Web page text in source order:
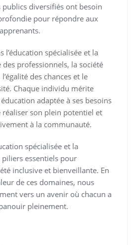
diversifiés ont besoin
pour répondre aux
l’éducation spécialisée et la
professionnels, la société
des chances et le
Chaque individu mérite
éducation adaptée à ses besoins
réaliser son plein potentiel et
à la communauté.
spécialisée et la
essentiels pour
inclusive et bienveillante. En
de ces domaines, nous
vers un avenir où chacun a
pleinement.